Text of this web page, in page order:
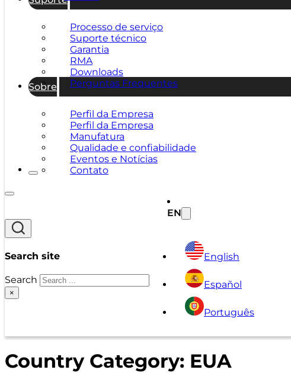
Processo de serviço
Suporte técnico
Garantia
RMA
Downloads
Perguntas Frequentes
Sobre
Perfil da Empresa
Perfil da Empresa
Manufatura
Qualidade e confiabilidade
Eventos e Notícias
Contato
Search site
Search
×
EN
English
Español
Português
Country Category: EUA